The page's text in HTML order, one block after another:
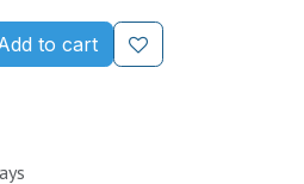
to cart